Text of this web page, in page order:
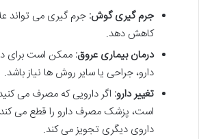
جرم گیری گوش: جرم گیری می تواند
کاهش دهد.
درمان بیماری عروق: ممکن است برای
دارو، جراحی یا سایر روش ها نیاز باشد.
تغییر دارو: اگر دارویی که مصرف می
است، پزشک مصرف دارو را قطع می
داروی دیگری تجویز می کند.